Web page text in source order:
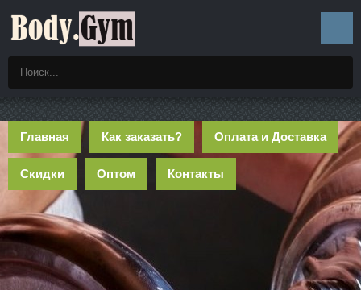
Главная Как заказать? Оплата и Доставка
Скидки Оптом Контакты